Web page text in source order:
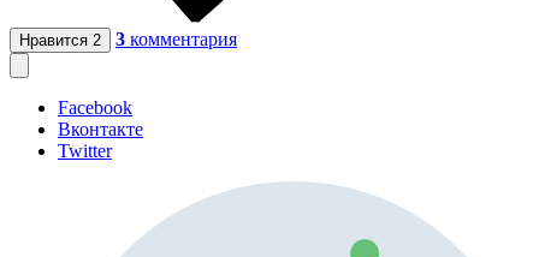
Нравится 2 3 комментария
Facebook
Вконтакте
Twitter